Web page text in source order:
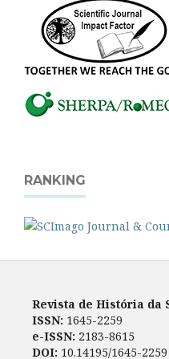
RANKING
Revista de História da
ISSN: 1645-2259
e-ISSN: 2183-8615
DOI: 10.14195/1645-2259